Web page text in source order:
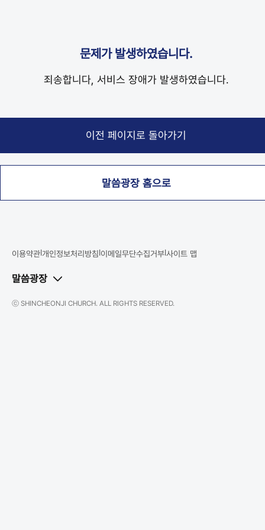
문제가 발생하였습니다.
죄송합니다, 서비스 장애가 발생하였습니다.
말씀광장 홈으로
이용약관개인정보처리방침 이메일무단수집거부사이트 맵
말씀광장
ⓒ SHINCHEONJI CHURCH. ALL RIGHTS RESERVED.